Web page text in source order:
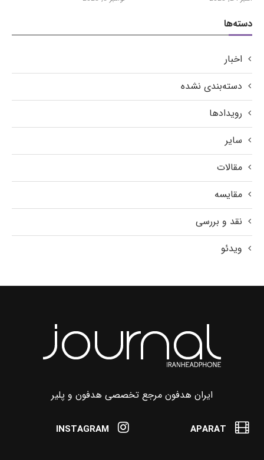
دسته‌ها
اخبار
دسته‌بندی نشده
رویدادها
سایر
مقالات
مقایسه
نقد و بررسی
ویدئو
ایران هدفون مرجع تخصصی هدفون و پلیر
APARAT
INSTAGRAM